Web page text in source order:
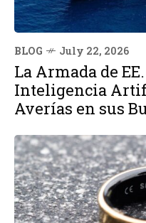
BLOG July 22, 2026
La Armada de
Inteligencia
Averías en sus